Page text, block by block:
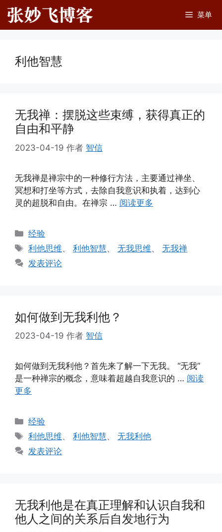
跳
至
内
菜单
利他智慧
无我禅：摆脱这些束缚，获得真正的
自由和平静
2023-04-19 作者 智信
无我禅是禅宗中的一种修行方法，主要通过禅坐、
冥想和打坐等方式，去除自我意识和执着，达到心
灵的超脱和自由。在禅宗 … 阅读更多
分
类
经验
标
签
利他思维、利他智慧、无我思维、无我禅
发表评论
如何做到无我利他？
2023-04-19 作者 智信
如何做到无我利他？首先来了解一下无我。 “无我”
是一种禅宗的概念，意味着超越自我意识的 … 阅读
更多
分
类
经验
标
签
利他思维、利他智慧、无我利他
发表评论
无我利他是在真正理解和认识自我和
他人之间的关系后自发地行为